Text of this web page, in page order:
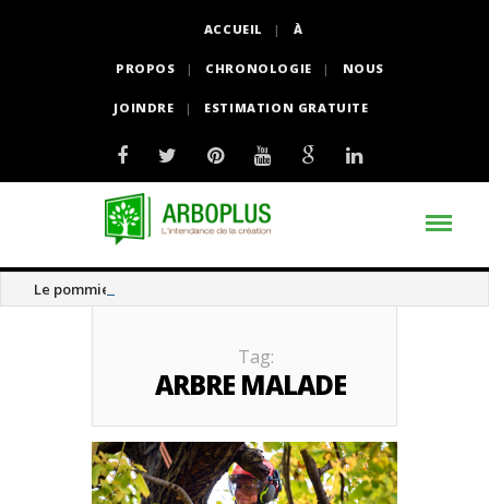
ACCUEIL À
PROPOS CHRONOLOGIE NOUS
JOINDRE ESTIMATION GRATUITE
Le pommier thé
Tag:
ARBRE MALADE